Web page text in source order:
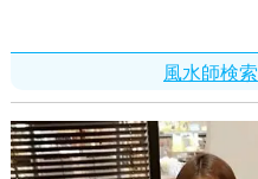
風水師検索